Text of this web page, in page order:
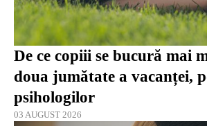
De ce copiii se bucură mai
doua jumătate a vacanței,
psihologilor
03 AUGUST 2026